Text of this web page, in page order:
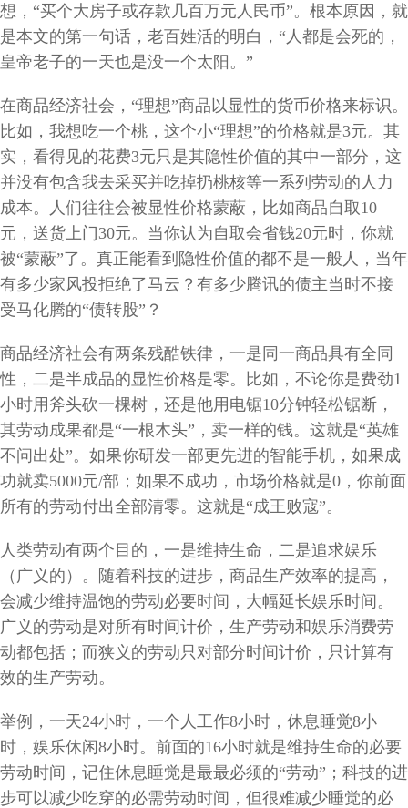
想，“买个大房子或存款几百万元人民币”。根本原因，就
是本文的第一句话，老百姓活的明白，“人都是会死的，
皇帝老子的一天也是没一个太阳。”
在商品经济社会，“理想”商品以显性的货币价格来标识。
比如，我想吃一个桃，这个小“理想”的价格就是3元。其
实，看得见的花费3元只是其隐性价值的其中一部分，这
并没有包含我去采买并吃掉扔桃核等一系列劳动的人力
成本。人们往往会被显性价格蒙蔽，比如商品自取10
元，送货上门30元。当你认为自取会省钱20元时，你就
被“蒙蔽”了。真正能看到隐性价值的都不是一般人，当年
有多少家风投拒绝了马云？有多少腾讯的债主当时不接
受马化腾的“债转股”？
商品经济社会有两条残酷铁律，一是同一商品具有全同
性，二是半成品的显性价格是零。比如，不论你是费劲1
小时用斧头砍一棵树，还是他用电锯10分钟轻松锯断，
其劳动成果都是“一根木头”，卖一样的钱。这就是“英雄
不问出处”。如果你研发一部更先进的智能手机，如果成
功就卖5000元/部；如果不成功，市场价格就是0，你前面
所有的劳动付出全部清零。这就是“成王败寇”。
人类劳动有两个目的，一是维持生命，二是追求娱乐
（广义的）。随着科技的进步，商品生产效率的提高，
会减少维持温饱的劳动必要时间，大幅延长娱乐时间。
广义的劳动是对所有时间计价，生产劳动和娱乐消费劳
动都包括；而狭义的劳动只对部分时间计价，只计算有
效的生产劳动。
举例，一天24小时，一个人工作8小时，休息睡觉8小
时，娱乐休闲8小时。前面的16小时就是维持生命的必要
劳动时间，记住休息睡觉是最最必须的“劳动”；科技的进
步可以减少吃穿的必需劳动时间，但很难减少睡觉的必